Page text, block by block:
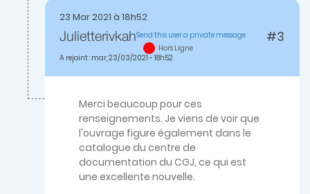
23 Mar 2021 à 18h52
JulietterivkahSend this user a private message
Hors Ligne
A rejoint : mar, 23/03/2021 - 18h52
#3
réponse
compléments
jeanjacques.spingarn
Merci beaucoup pour ces
renseignements. Je viens de voir que
l'ouvrage figure également dans le
catalogue du centre de
documentation du CGJ, ce qui est
une excellente nouvelle.